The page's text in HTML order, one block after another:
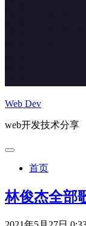
Web Dev
web开发技术分享
首页
林俊杰全部